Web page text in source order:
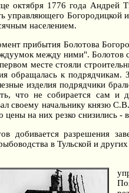
октября 1776 года Андрей
управляющего Богородицкой
населением.
прибытия Болотова
между ними". Болотов
месте стояли
обращалась к
изделия подрядчики
что не собирается сам и
своему начальнику князю
цены на них резко снизились
добивается разрешения
в Тульской и